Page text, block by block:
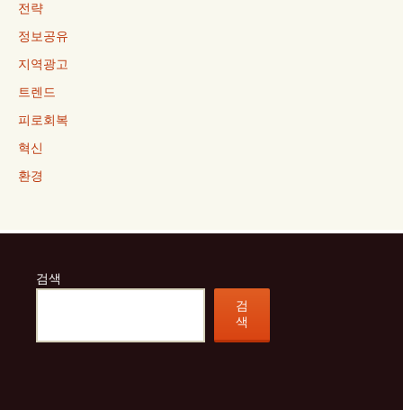
전략
정보공유
지역광고
트렌드
피로회복
혁신
환경
검색
검
색